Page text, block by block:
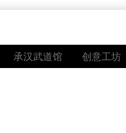
承汉武道馆 创意工坊